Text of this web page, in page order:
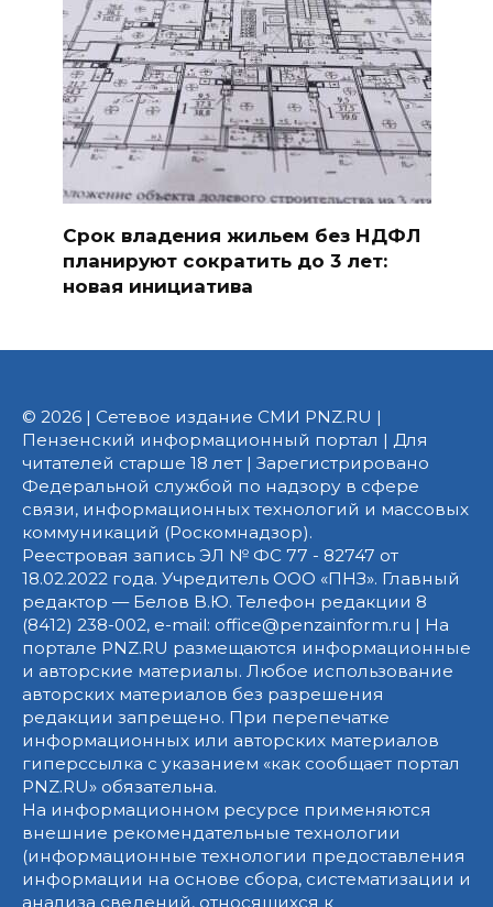
Срок владения жильем без НДФЛ
планируют сократить до 3 лет:
новая инициатива
© 2026 | Сетевое издание СМИ PNZ.RU |
Пензенский информационный портал | Для
читателей старше 18 лет | Зарегистрировано
Федеральной службой по надзору в сфере
связи, информационных технологий и массовых
коммуникаций (Роскомнадзор).
Реестровая запись ЭЛ № ФС 77 - 82747 от
18.02.2022 года. Учредитель ООО «ПНЗ». Главный
редактор — Белов В.Ю. Телефон редакции 8
(8412) 238-002, e-mail: office@penzainform.ru | На
портале PNZ.RU размещаются информационные
и авторские материалы. Любое использование
авторских материалов без разрешения
редакции запрещено. При перепечатке
информационных или авторских материалов
гиперссылка с указанием «как сообщает портал
PNZ.RU» обязательна.
На информационном ресурсе применяются
внешние рекомендательные технологии
(информационные технологии предоставления
информации на основе сбора, систематизации и
анализа сведений, относящихся к